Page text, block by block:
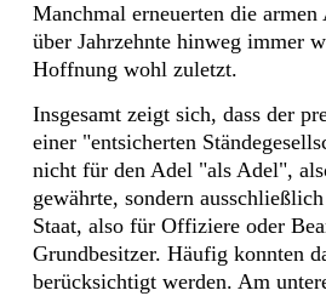
Manchmal erneuerten die
über Jahrzehnte hinweg immer
Hoffnung wohl zuletzt.
Insgesamt zeigt sich, dass der
einer "entsicherten
nicht für den Adel "als Adel",
gewährte, sondern
Staat, also für Offiziere oder
Grundbesitzer. Häufig konnten
berücksichtigt werden. Am